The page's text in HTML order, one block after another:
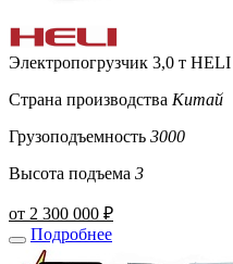
Электропогрузчик 3,0 т
Страна производства Китай
Грузоподъемность 3000
Высота подъема 3
от 2 300 000 ₽
Подробнее